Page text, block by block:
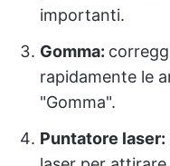
importanti.
Gomma:
rapidamente le
"Gomma".
Puntatore laser: